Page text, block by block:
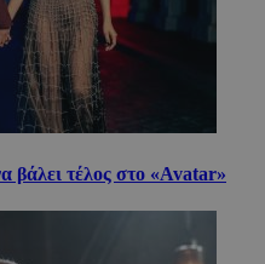
βάλει τέλος στο «Avatar»